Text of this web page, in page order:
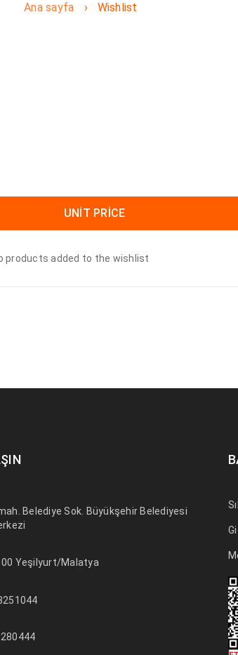
Ana sayfa › Wishlist
UNIT PRICE
products added to the wishlist
Belediye Sok. Büyükşehir Belediyesi
Yeşilyurt/Malatya